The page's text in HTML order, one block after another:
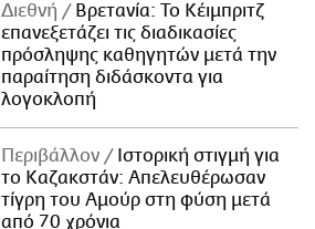
Διεθνή
Βρετανία: Το Κέιμπριτζ
επανεξετάζει τις διαδικασίες
πρόσληψης καθηγητών μετά την
παραίτηση διδάσκοντα για
λογοκλοπή
Περιβάλλον
Ιστορική στιγμή για
το Καζακστάν: Απελευθέρωσαν
τίγρη του Αμούρ στη φύση μετά
από 70 χρόνια